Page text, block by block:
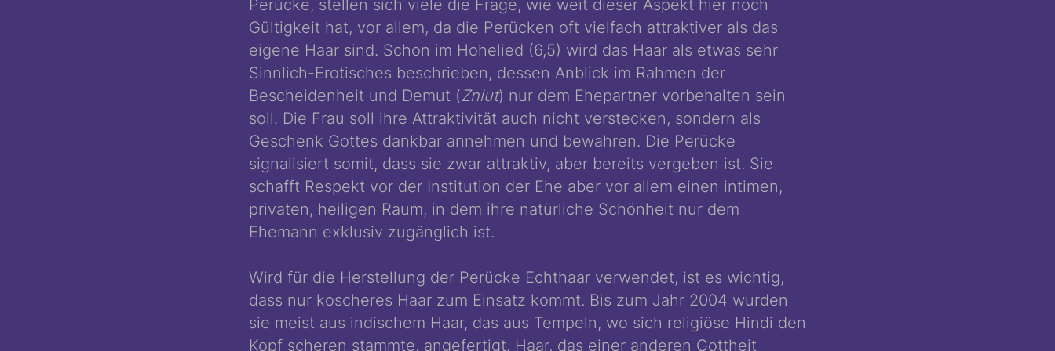
Perücke, stellen sich viele die Frage, wie weit dieser Aspekt hier noch
Gültigkeit hat, vor allem, da die Perücken oft vielfach attraktiver als das
eigene Haar sind. Schon im Hohelied (6,5) wird das Haar als etwas sehr
Sinnlich-Erotisches beschrieben, dessen Anblick im Rahmen der
Bescheidenheit und Demut (Zniut) nur dem Ehepartner vorbehalten sein
soll. Die Frau soll ihre Attraktivität auch nicht verstecken, sondern als
Geschenk Gottes dankbar annehmen und bewahren. Die Perücke
signalisiert somit, dass sie zwar attraktiv, aber bereits vergeben ist. Sie
schafft Respekt vor der Institution der Ehe aber vor allem einen intimen,
privaten, heiligen Raum, in dem ihre natürliche Schönheit nur dem
Ehemann exklusiv zugänglich ist.
Wird für die Herstellung der Perücke Echthaar verwendet, ist es wichtig,
dass nur koscheres Haar zum Einsatz kommt. Bis zum Jahr 2004 wurden
sie meist aus indischem Haar, das aus Tempeln, wo sich religiöse Hindi den
Kopf scheren stammte, angefertigt. Haar, das einer anderen Gottheit